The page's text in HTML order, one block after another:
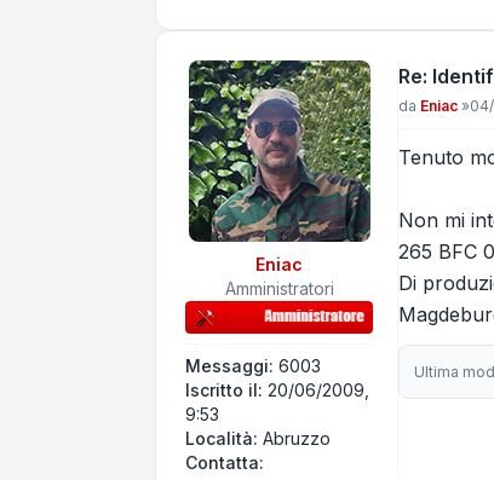
Eniac
Amministratori
Messaggi: 6003
Iscritto il: 20/06/2009,
9:53
Località: Abruzzo
Contatta:
Re:
Messaggio
da Eniac »
Tenuto
Non mi
265 BFC
Di
Ultima